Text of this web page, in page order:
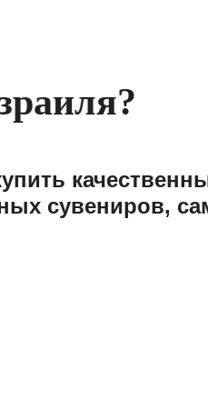
сувениров,